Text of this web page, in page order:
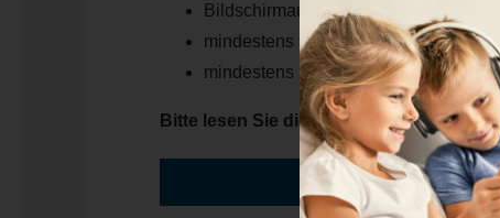
Bildschirmauflösung mindestens
mindestens 1 GB freier
mindestens 2 GB Arbeitsspeicher
Bitte lesen Sie die
Datenblatt